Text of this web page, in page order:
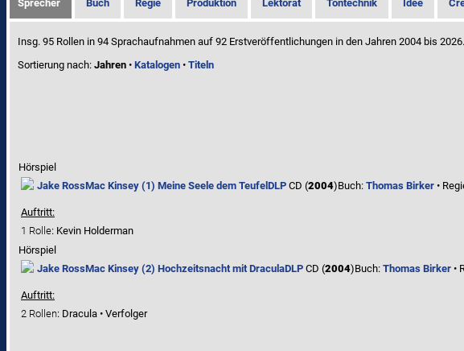
Sprecher Buch Regie Produktion Lektorat Tontechnik Idee
Insg. 95 Rollen in 94 Sprachaufnahmen auf 92 Erstveröffentlichungen in den Jahren 2004 bis 2026.
Sortierung nach: Jahren • Katalogen • Titeln
Hörspiel
Jake RossMac Kinsey (1) Meine Seele dem Teufel DLP CD (2004)Buch: Thomas Birker •
Auftritt:
1 Rolle: Kevin Holderman
Hörspiel
Jake RossMac Kinsey (2) Hochzeitsnacht mit DraculaDLP CD (2004)Buch: Thomas Birker •
Auftritt:
2 Rollen: Dracula • Verfolger